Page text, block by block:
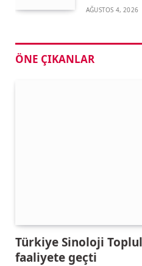
AĞUSTOS 4, 2026
ÖNE ÇIKANLAR
Türkiye Sinoloji
faaliyete geçti